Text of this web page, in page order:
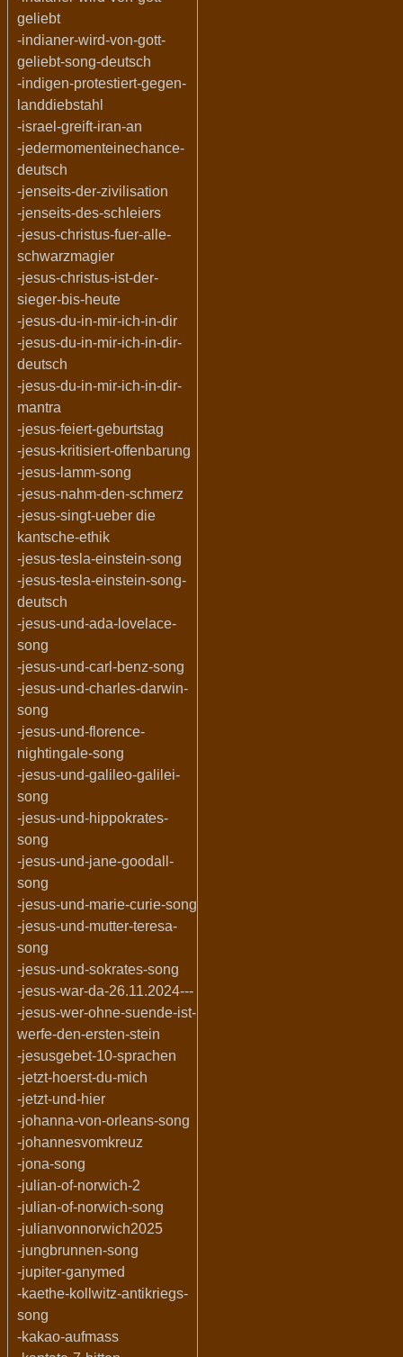
geliebt
-indianer-wird-von-gott-
geliebt-song-deutsch
-indigen-protestiert-gegen-
landdiebstahl
-israel-greift-iran-an
-jedermomenteinechance-
deutsch
-jenseits-der-zivilisation
-jenseits-des-schleiers
-jesus-christus-fuer-alle-
schwarzmagier
-jesus-christus-ist-der-
sieger-bis-heute
-jesus-du-in-mir-ich-in-dir
-jesus-du-in-mir-ich-in-dir-
deutsch
-jesus-du-in-mir-ich-in-dir-
mantra
-jesus-feiert-geburtstag
-jesus-kritisiert-offenbarung
-jesus-lamm-song
-jesus-nahm-den-schmerz
-jesus-singt-ueber die
kantsche-ethik
-jesus-tesla-einstein-song
-jesus-tesla-einstein-song-
deutsch
-jesus-und-ada-lovelace-
song
-jesus-und-carl-benz-song
-jesus-und-charles-darwin-
song
-jesus-und-florence-
nightingale-song
-jesus-und-galileo-galilei-
song
-jesus-und-hippokrates-
song
-jesus-und-jane-goodall-
song
-jesus-und-marie-curie-song
-jesus-und-mutter-teresa-
song
-jesus-und-sokrates-song
-jesus-war-da-26.11.2024---
-jesus-wer-ohne-suende-ist-
werfe-den-ersten-stein
-jesusgebet-10-sprachen
-jetzt-hoerst-du-mich
-jetzt-und-hier
-johanna-von-orleans-song
-johannesvomkreuz
-jona-song
-julian-of-norwich-2
-julian-of-norwich-song
-julianvonnorwich2025
-jungbrunnen-song
-jupiter-ganymed
-kaethe-kollwitz-antikriegs-
song
-kakao-aufmass